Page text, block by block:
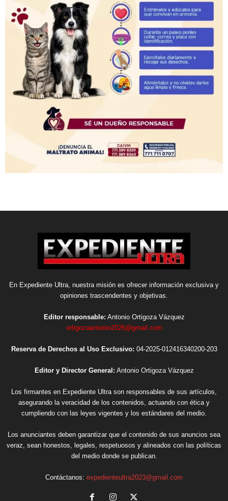
En Expediente Ultra, nuestra misión es ofrecer información exclusiva y
opiniones trascendentes y objetivas.
Editor responsable: Antonio Ortigoza Vázquez
ortigozaantonio2026@gmail.com
Reserva de Derechos al Uso Exclusivo: 04-2025-012416340200-203
Editor y Director General: Antonio Ortigoza Vázquez
Los firmantes en Expediente Ultra son responsables de sus artículos,
asegurando la veracidad de los contenidos, actuando con ética y
cumpliendo con las leyes vigentes y los estándares del medio.
Los anunciantes deben garantizar que el contenido de sus anuncios sea
veraz, sean honestos, legales, respetuosos y alineados con las políticas
del medio donde se publican.
Contáctanos: expedienteultra2023@gmail.com